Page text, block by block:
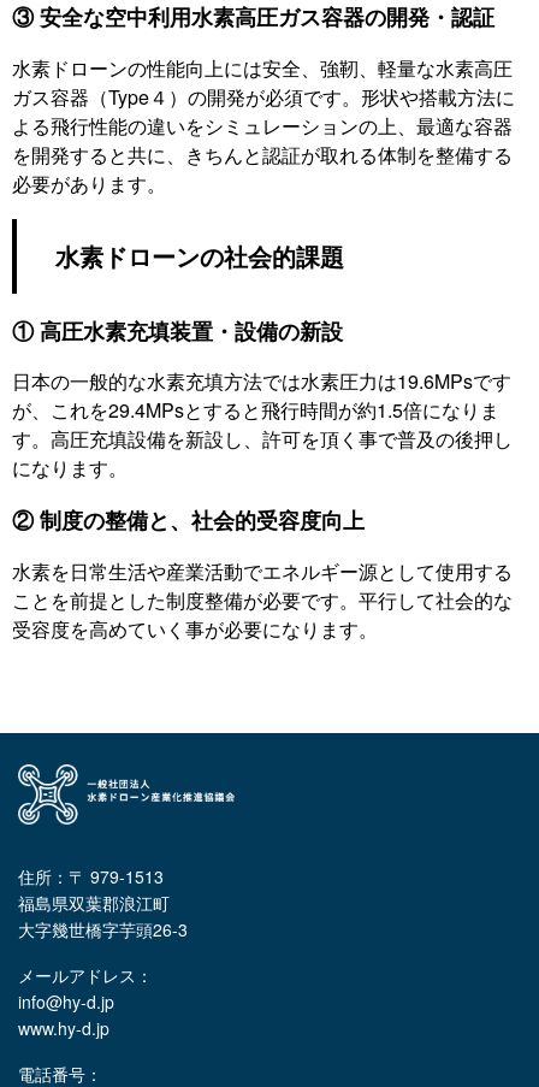
③ 安全な空中利用水素高圧ガス容器の開発・認証
水素ドローンの性能向上には安全、強靭、軽量な水素高圧
ガス容器（Type４）の開発が必須です。形状や搭載方法に
よる飛行性能の違いをシミュレーションの上、最適な容器
を開発すると共に、きちんと認証が取れる体制を整備する
必要があります。
水素ドローンの社会的課題
① 高圧水素充填装置・設備の新設
日本の一般的な水素充填方法では水素圧力は19.6MPsです
が、これを29.4MPsとすると飛行時間が約1.5倍になりま
す。高圧充填設備を新設し、許可を頂く事で普及の後押し
になります。
② 制度の整備と、社会的受容度向上
水素を日常生活や産業活動でエネルギー源として使用する
ことを前提とした制度整備が必要です。平行して社会的な
受容度を高めていく事が必要になります。
住所：〒 979-1513
福島県双葉郡浪江町
大字幾世橋字芋頭26-3
メールアドレス：
info@hy-d.jp
www.hy-d.jp
電話番号：